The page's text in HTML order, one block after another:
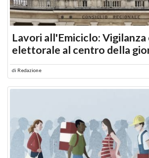
Lavori all'Emiciclo: Vigilanza
elettorale al centro della
di Redazione